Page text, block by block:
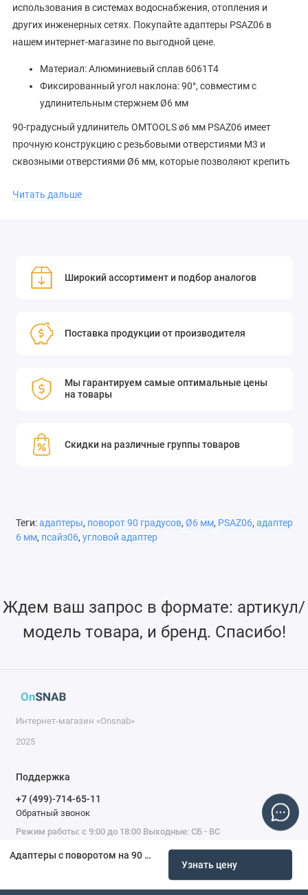
Адаптеры с поворотом на 90 градусов Ø6 мм PSAZ06
Узнать цену
использования в системах водоснабжения, отопления и
других инженерных сетях. Покупайте адаптеры PSAZ06 в
нашем интернет-магазине по выгодной цене.
Материал: Алюминиевый сплав 6061T4
Фиксированный угол наклона: 90°, совместим с
удлинительным стержнем Ø6 мм
90-градусный удлинитель OMTOOLS ø6 мм PSAZ06 имеет
прочную конструкцию с резьбовыми отверстиями М3 и
сквозными отверстиями Ø6 мм, которые позволяют крепить
получения стабильной и компактной комбинации сложных
фиксируются гаечным ключом диаметром 1,5 мм.
Прочная конструкция, с резьбовым отверстием М3 и
Удлинительные стержни Ø6 мм могут крепиться друг к
другу под углом 90 градусов
сложных аксессуаров для улучшения использования
пространства.
гаечным ключом диаметром 1,5 мм.
Читать дальше
Широкий ассортимент и подбор аналогов
Поставка продукции от производителя
Мы гарантируем самые оптимальные цены
на товары
Скидки на различные группы товаров
Теги:адаптеры, поворот 90 градусов, Ø6 мм, PSAZ06, адаптер
6 мм, псайз06, угловой адаптер
Ждем ваш запрос в формате: артикул/
модель товара, и бренд. Спасибо!
Интернет-магазин «Onsnab»
2025
Поддержка
+7 (499)-714-65-11
Обратный звонок
Режим работы: с 9:00 до 18:00 Выходные: СБ - ВС